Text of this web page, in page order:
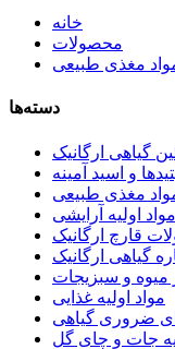
خانه
محصولات
مغذی طبیعی
دسته‌ها
گیاهی ارگانیک
و اسید آمینه
مغذی طبیعی
مواد اولیه آرایشی
قارچ ارگانیک
گیاهی ارگانیک
میوه و سبزیجات
مواد اولیه غذایی
ضروری گیاهی
جات و چای گل